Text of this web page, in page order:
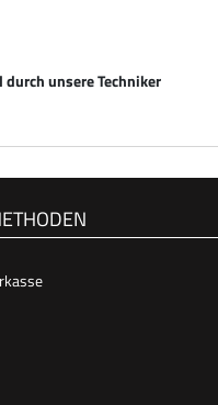
unsere Techniker